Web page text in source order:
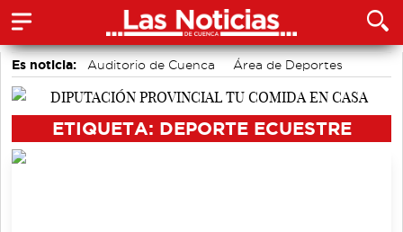
Es noticia: Auditorio de Cuenca
Área de Deportes
Medio Ambiente
MotorETIQUETA: DEPORTE ECUESTRE